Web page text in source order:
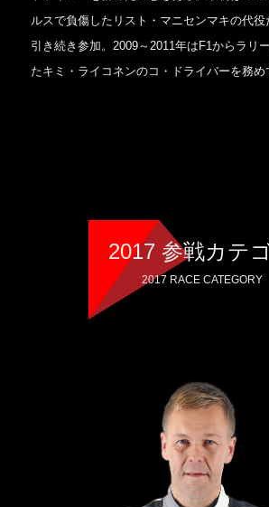
ルスで負傷したリスト・マニセンマキの代役
引き続き参加。2009～2011年はF1からラリ
たキミ・ライコネンのコ・ドライバーを務め
2017 参戦カテ
2017 RACE CATEGORY